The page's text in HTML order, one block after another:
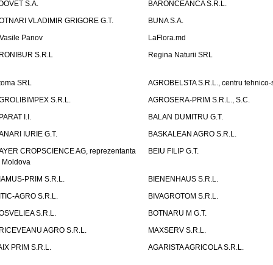
S.A.
BARONCEANCA S.R.L.
VLADIMIR GRIGORE G.T.
BUNA S.A.
Panov
LaFlora.md
S.R.L
Regina Naturii SRL
SRL
AGROBELSTA S.R.L., centru
S.R.L.
AGROSERA-PRIM S.R.L., S.C.
I.I.
BALAN DUMITRU G.T.
IURIE G.T.
BASKALEAN AGRO S.R.L.
CROPSCIENCE AG, reprezentanta
Moldova
BEIU FILIP G.T.
PRIM S.R.L.
BIENENHAUS S.R.L.
AGRO S.R.L.
BIVAGROTOM S.R.L.
S.R.L.
BOTNARU M G.T.
AGRO S.R.L.
MAXSERV S.R.L.
PRIM S.R.L.
AGARISTA AGRICOLA S.R.L.